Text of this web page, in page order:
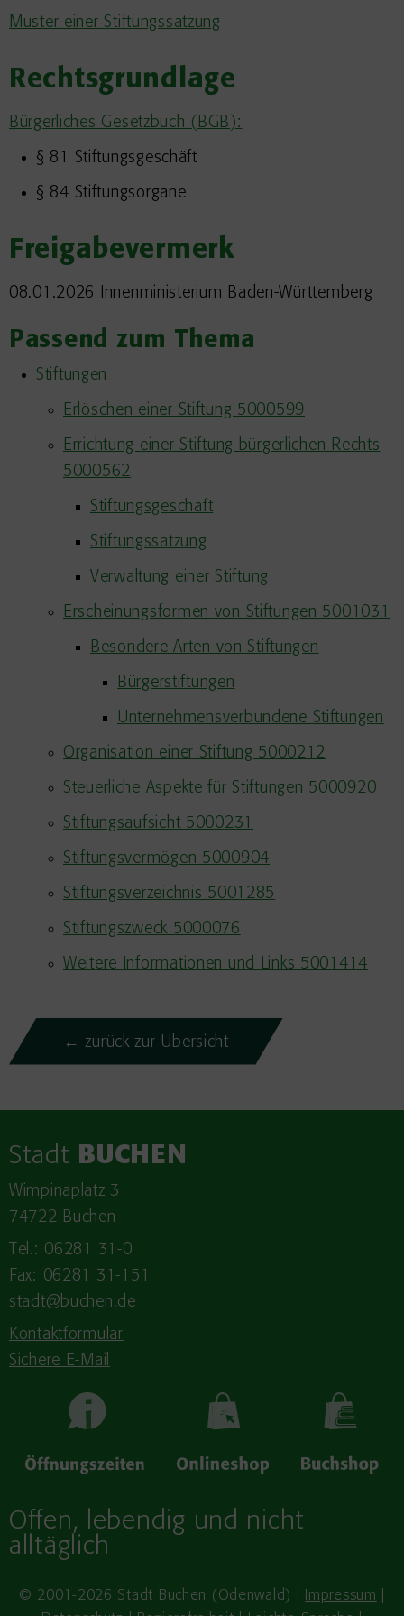
Muster einer Stiftungssatzung
Rechtsgrundlage
Bürgerliches Gesetzbuch (BGB):
§ 81 Stiftungsgeschäft
§ 84 Stiftungsorgane
Freigabevermerk
08.01.2026 Innenministerium Baden-Württemberg
Passend zum Thema
Stiftungen
Erlöschen einer Stiftung 5000599
Errichtung einer Stiftung bürgerlichen Rechts
5000562
Stiftungsgeschäft
Stiftungssatzung
Verwaltung einer Stiftung
Erscheinungsformen von Stiftungen 5001031
Besondere Arten von Stiftungen
Bürgerstiftungen
Unternehmensverbundene Stiftungen
Organisation einer Stiftung 5000212
Steuerliche Aspekte für Stiftungen 5000920
Stiftungsaufsicht 5000231
Stiftungsvermögen 5000904
Stiftungsverzeichnis 5001285
Stiftungszweck 5000076
Weitere Informationen und Links 5001414
← zurück zur Übersicht
Stadt BUCHEN
Wimpinaplatz 3
74722 Buchen
Tel.: 06281 31-0
Fax: 06281 31-151
stadt@buchen.de
Kontaktformular
Sichere E-Mail
Offen, lebendig und nicht
alltäglich
© 2001-2026 Stadt Buchen (Odenwald) | Impressum